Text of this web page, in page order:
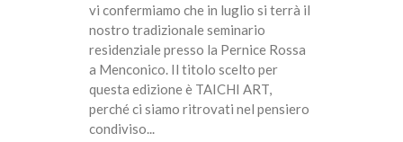
vi confermiamo che in luglio si terrà il
nostro tradizionale seminario
residenziale presso la Pernice Rossa
a Menconico. Il titolo scelto per
questa edizione è TAICHI ART,
perché ci siamo ritrovati nel pensiero
condiviso...